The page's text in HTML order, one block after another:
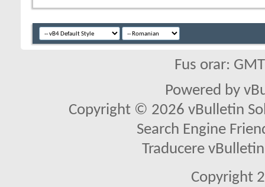
Fus orar:
Powered by
Copyright © 2026 vBulletin
Search Engine
Traducere
Copyright